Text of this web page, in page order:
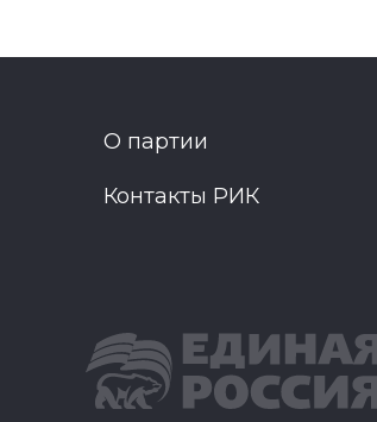
О партии
Контакты РИК